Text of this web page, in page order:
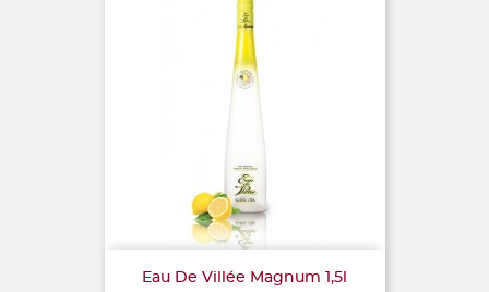
Eau De Villée Magnum 1,5l